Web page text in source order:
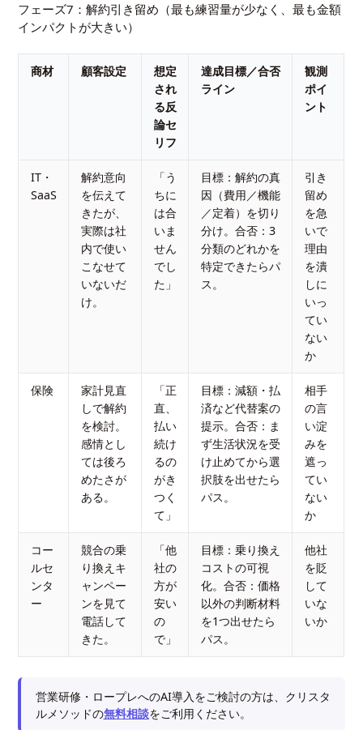
フェーズ7：解約引き留め（最も練習量が少なく、最も金額
インパクトが大きい）
商材 顧客設定
想定
され
る反
論セ
リフ
達成目標／合否
ライン
観測
ポイ
ント
IT・
SaaS
解約意向
を伝えて
きたが、
実際は社
内で使い
こなせて
いないだ
け。
「う
ちに
は合
いま
せん
でし
た」
目標：解約の真
因（費用／機能
／定着）を切り
分け。合否：3
分類のどれかを
特定できたらパ
ス。
引き
留め
を急
いで
理由
を潰
しに
いっ
てい
ない
か
保険
家計見直
しで解約
を検討。
感情とし
ては後ろ
めたさが
ある。
「正
直、
払い
続け
るの
がき
つく
て」
目標：減額・払
済など代替案の
提示。合否：ま
ず生活状況を受
け止めてから選
択肢を出せたら
パス。
相手
の言
い淀
みを
遮っ
てい
ない
か
コー
ルセ
ンタ
ー
競合の乗
り換えキ
ャンペー
ンを見て
電話して
きた。
「他
社の
方が
安い
の
で」
目標：乗り換え
コストの可視
化。合否：価格
以外の判断材料
を1つ出せたら
パス。
他社
を貶
して
いな
いか
営業研修・ロープレへのAI導入をご検討の方は、クリスタ
ルメソッドの無料相談をご利用ください。